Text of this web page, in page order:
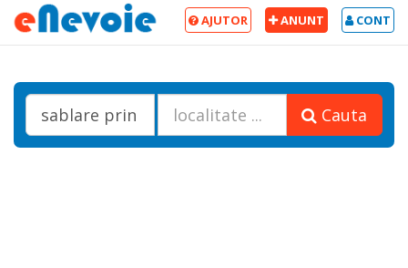
CONT
ANUNT
AJUTOR
Cauta